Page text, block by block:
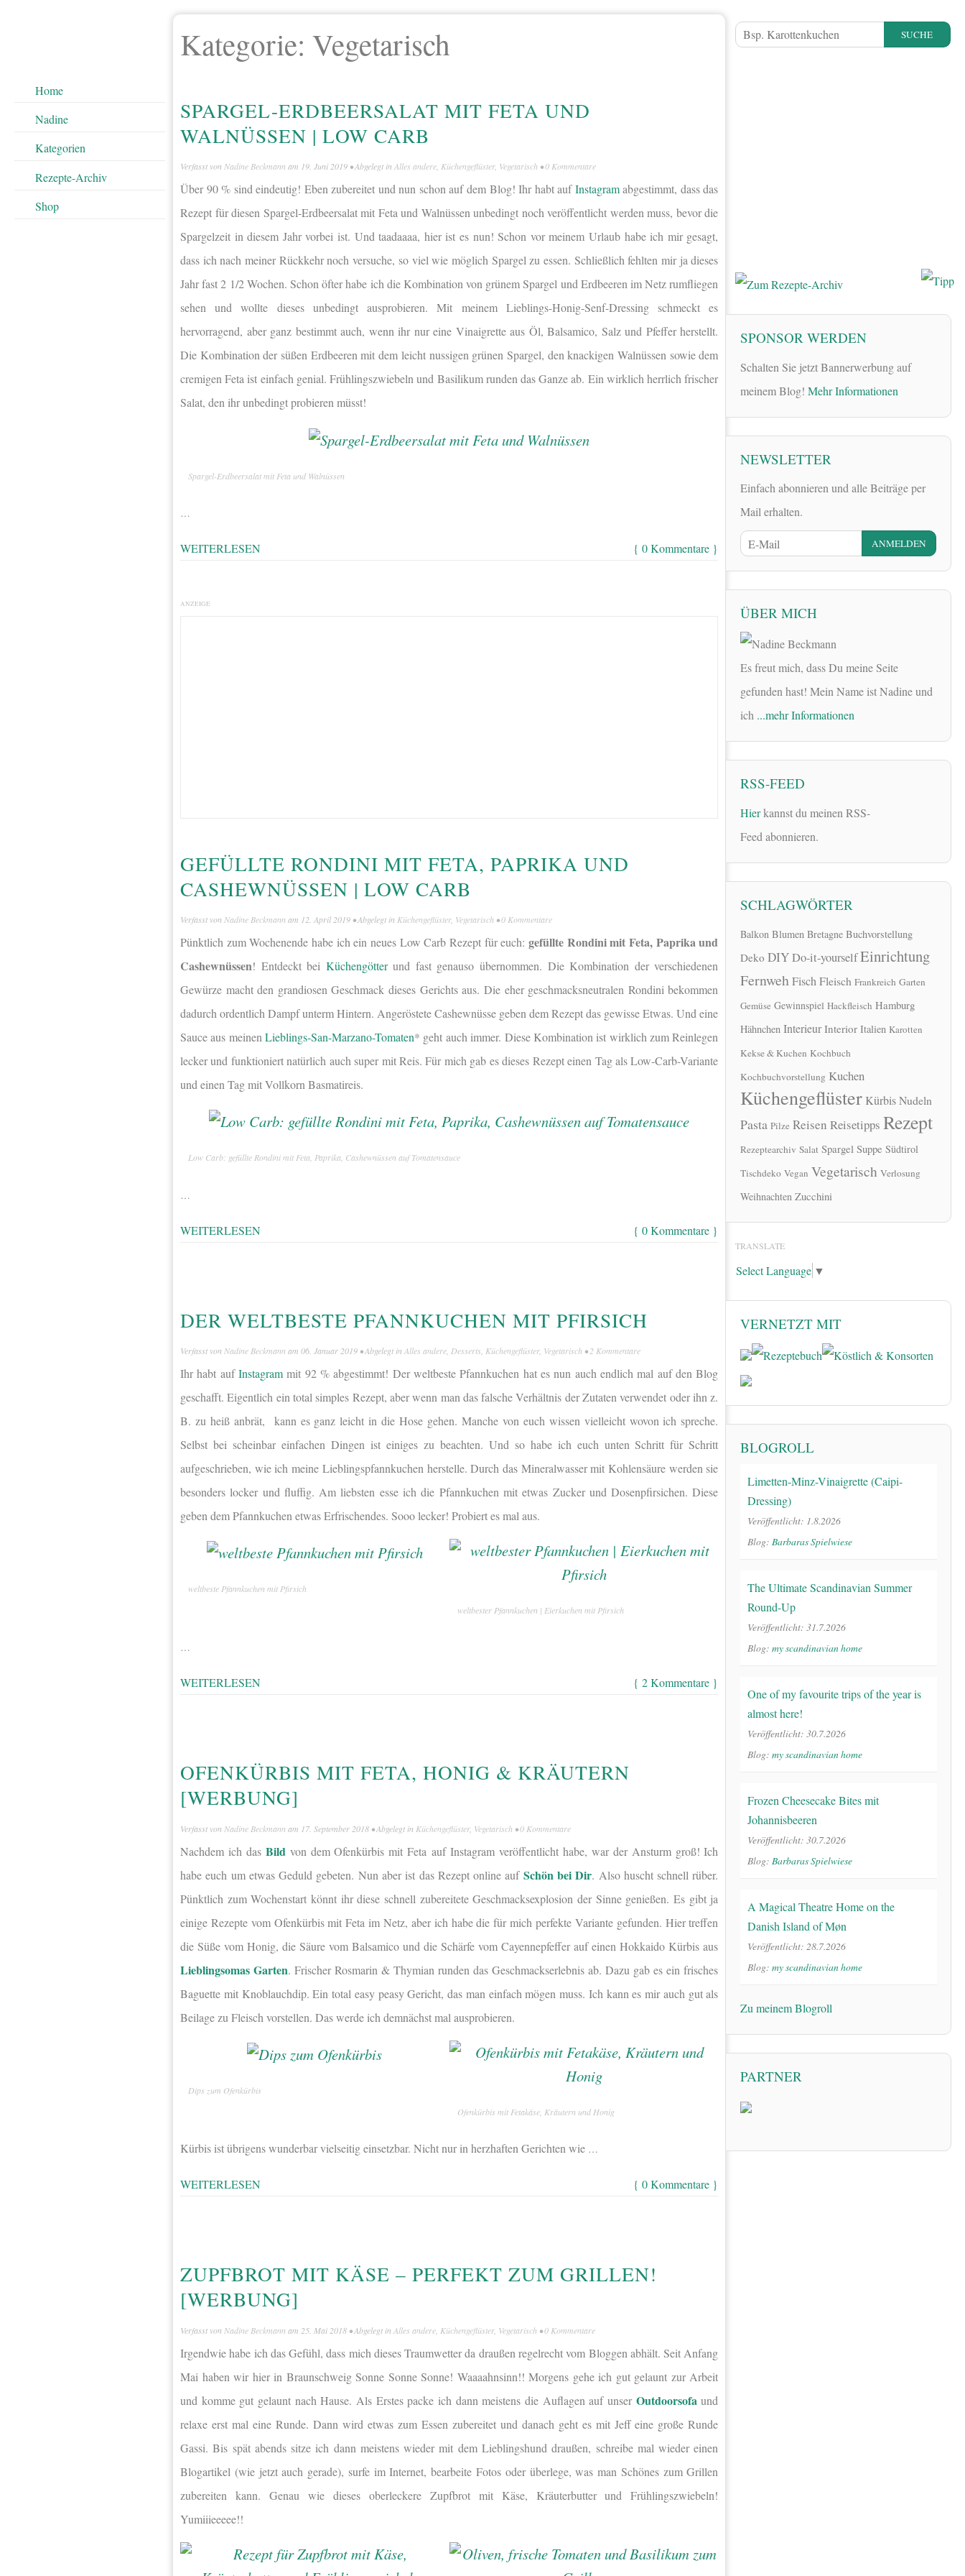
Home
Nadine
Kategorien
Rezepte-Archiv
Shop
Kategorie: Vegetarisch
SPARGEL-ERDBEERSALAT MIT FETA UND
WALNÜSSEN | LOW CARB
Verfasst von Nadine Beckmann am 19. Juni 2019 • Abgelegt in Alles andere, Küchengeflüster, Vegetarisch •0 Kommentare
Über 90 % sind eindeutig! Eben zubereitet und nun schon auf dem Blog! Ihr habt aufInstagramabgestimmt, dass das
Rezept für diesen Spargel-Erdbeersalat mit Feta und Walnüssen unbedingt noch veröffentlicht werden muss, bevor die
Spargelzeit in diesem Jahr vorbei ist. Und taadaaaa, hier ist es nun! Schon vor meinem Urlaub habe ich mir gesagt,
dass ich nach meiner Rückkehr noch versuche, so viel wie möglich Spargel zu essen. Schließlich fehlten mir ja dieses
Jahr fast 2 1/2 Wochen. Schon öfter habe ich die Kombination von grünem Spargel und Erdbeeren im Netz rumfliegen
sehen und wollte dieses unbedingt ausprobieren. Mit meinem Lieblings-Honig-Senf-Dressing schmeckt es
hervorragend, aber ganz bestimmt auch, wenn ihr nur eine Vinaigrette aus Öl, Balsamico, Salz und Pfeffer herstellt.
Die Kombination der süßen Erdbeeren mit dem leicht nussigen grünen Spargel, den knackigen Walnüssen sowie dem
cremigen Feta ist einfach genial. Frühlingszwiebeln und Basilikum runden das Ganze ab. Ein wirklich herrlich frischer
Salat, den ihr unbedingt probieren müsst!
Spargel-Erdbeersalat mit Feta und Walnüssen
…
WEITERLESEN { 0 Kommentare }
ANZEIGE
GEFÜLLTE RONDINI MIT FETA, PAPRIKA UND
CASHEWNÜSSEN | LOW CARB
Verfasst von Nadine Beckmann am 12. April 2019 • Abgelegt in Küchengeflüster, Vegetarisch •0 Kommentare
Pünktlich zum Wochenende habe ich ein neues Low Carb Rezept für euch:gefüllte Rondini mit Feta, Paprika und
Cashewnüssen! Entdeckt bei Küchengötterund fast genauso übernommen. Die Kombination der verschiedenen
Gewürze macht den grandiosen Geschmack dieses Gerichts aus. Die eher geschmacksneutralen Rondini bekommen
dadurch ordentlich Dampf unterm Hintern. Angeröstete Cashewnüsse geben dem Rezept das gewisse Etwas. Und eine
Sauce aus meinenLieblings-San-Marzano-Tomaten* geht auch immer. Diese Kombination ist wirklich zum Reinlegen
lecker und funktioniert natürlich auch super mit Reis. Für mich gab es dieses Rezept einen Tag als Low-Carb-Variante
und einen Tag mit Vollkorn Basmatireis.
Low Carb: gefüllte Rondini mit Feta, Paprika, Cashewnüssen auf Tomatensauce
…
WEITERLESEN { 0 Kommentare }
DER WELTBESTE PFANNKUCHEN MIT PFIRSICH
Verfasst von Nadine Beckmann am 06. Januar 2019 • Abgelegt in Alles andere Desserts Küchengeflüster, Vegetarisch •2 Kommentare
Ihr habt aufInstagram mit 92 % abgestimmt! Der weltbeste Pfannkuchen hat es nun auch endlich mal auf den Blog
geschafft. Eigentlich ein total simples Rezept, aber wenn man das falsche Verhältnis der Zutaten verwendet oder ihn z.
B. zu heiß anbrät, kann es ganz leicht in die Hose gehen. Manche von euch wissen vielleicht wovon ich spreche.
Selbst bei scheinbar einfachen Dingen ist einiges zu beachten. Und so habe ich euch unten Schritt für Schritt
aufgeschrieben, wie ich meine Lieblingspfannkuchen herstelle. Durch das Mineralwasser mit Kohlensäure werden sie
besonders locker und fluffig. Am liebsten esse ich die Pfannkuchen mit etwas Zucker und Dosenpfirsichen. Diese
geben dem Pfannkuchen etwas Erfrischendes. Sooo lecker! Probiert es mal aus.
weltbeste Pfannkuchen mit Pfirsich
weltbester Pfannkuchen | Eierkuchen mit Pfirsich
…
WEITERLESEN { 2 Kommentare }
OFENKÜRBIS MIT FETA, HONIG & KRÄUTERN
[WERBUNG]
Verfasst von Nadine Beckmann am 17. September 2018 • Abgelegt in Küchengeflüster, Vegetarisch •0 Kommentare
Nachdem ich das Bild von dem Ofenkürbis mit Feta auf Instagram veröffentlicht habe, war der Ansturm groß! Ich
habe euch um etwas Geduld gebeten. Nun aber ist das Rezept online auf Schön bei Dir. Also huscht schnell rüber.
Pünktlich zum Wochenstart könnt ihr diese schnell zubereitete Geschmacksexplosion der Sinne genießen. Es gibt ja
einige Rezepte vom Ofenkürbis mit Feta im Netz, aber ich habe die für mich perfekte Variante gefunden. Hier treffen
die Süße vom Honig, die Säure vom Balsamico und die Schärfe vom Cayennepfeffer auf einen Hokkaido Kürbis aus
Lieblingsomas Garten. Frischer Rosmarin & Thymian runden das Geschmackserlebnis ab. Dazu gab es ein frisches
Baguette mit Knoblauchdip. Ein total easy peasy Gericht, das man einfach mögen muss. Ich kann es mir auch gut als
Beilage zu Fleisch vorstellen. Das werde ich demnächst mal ausprobieren.
Dips zum Ofenkürbis
Ofenkürbis mit Fetakäse, Kräutern und Honig
Kürbis ist übrigens wunderbar vielseitig einsetzbar. Nicht nur in herzhaften Gerichten wie …
WEITERLESEN { 0 Kommentare }
ZUPFBROT MIT KÄSE – PERFEKT ZUM GRILLEN!
[WERBUNG]
Verfasst von Nadine Beckmann am 25. Mai 2018 • Abgelegt in Alles andere Küchengeflüster, Vegetarisch •0 Kommentare
Irgendwie habe ich das Gefühl, dass mich dieses Traumwetter da draußen regelrecht vom Bloggen abhält. Seit Anfang
Mai haben wir hier in Braunschweig Sonne Sonne Sonne! Waaaahnsinn!! Morgens gehe ich gut gelaunt zur Arbeit
und komme gut gelaunt nach Hause. Als Erstes packe ich dann meistens die Auflagen auf unser Outdoorsofa und
relaxe erst mal eine Runde. Dann wird etwas zum Essen zubereitet und danach geht es mit Jeff eine große Runde
Gassi. Bis spät abends sitze ich dann meistens wieder mit dem Lieblingshund draußen, schreibe mal wieder einen
Blogartikel (wie jetzt auch gerade), surfe im Internet, bearbeite Fotos oder überlege, was man Schönes zum Grillen
zubereiten kann. Genau wie dieses oberleckere Zupfbrot mit Käse, Kräuterbutter und Frühlingszwiebeln!
Yumiiieeeee!!
SUCHE
SPONSOR WERDEN
Schalten Sie jetzt Bannerwerbung auf
meinem Blog! Mehr Informationen
NEWSLETTER
Einfach abonnieren und alle Beiträge per
Mail erhalten.
ÜBER MICH
Es freut mich, dass Du meine Seite
gefunden hast! Mein Name ist Nadine und
ich ...mehr Informationen
RSS-FEED
Hierkannst du meinen RSS-
Feed abonnieren.
SCHLAGWÖRTER
Balkon Blumen Bretagne Buchvorstellung
Deko DIYDo-it-yourselfEinrichtung
FernwehFischFleisch Frankreich Garten
Gemüse Gewinnspiel Hackfleisch Hamburg
Hähnchen Interieur Interior Italien Karotten
Kekse & Kuchen Kochbuch
Kochbuchvorstellung Kuchen
Küchengeflüster KürbisNudeln
Pasta Pilze Reisen Reisetipps Rezept
Rezeptearchiv Salat Spargel Suppe Südtirol
Tischdeko Vegan Vegetarisch Verlosung
Weihnachten Zucchini
TRANSLATE
Select Language ▼
VERNETZT MIT
BLOGROLL
Limetten-Minz-Vinaigrette (Caipi-
Dressing)
Veröffentlicht: 1.8.2026
Blog: Barbaras Spielwiese
The Ultimate Scandinavian Summer
Round-Up
Veröffentlicht: 31.7.2026
Blog: my scandinavian home
One of my favourite trips of the year is
almost here!
Veröffentlicht: 30.7.2026
Blog: my scandinavian home
Frozen Cheesecake Bites mit
Johannisbeeren
Veröffentlicht: 30.7.2026
Blog: Barbaras Spielwiese
A Magical Theatre Home on the
Danish Island of Møn
Veröffentlicht: 28.7.2026
Blog: my scandinavian home
Zu meinem Blogroll
PARTNER